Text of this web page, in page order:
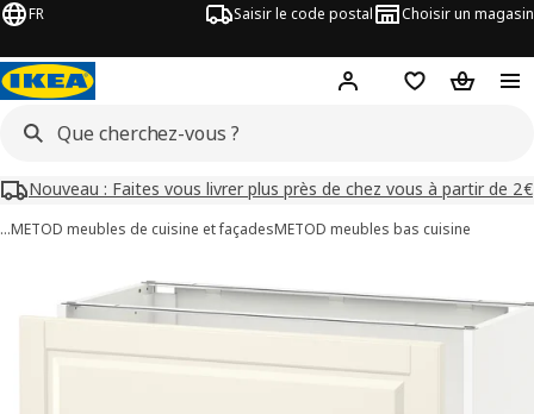
FR Saisir le code postal Choisir un magasin
Mon compteFavorisPanier
Nouveau : Faites vous livrer plus près de chez vous à partir de 2€
…METOD meubles de cuisine et façadesMETOD meubles bas cuisine
de METOD / MAXIMERA